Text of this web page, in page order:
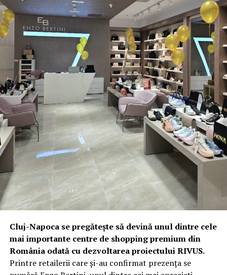
Cluj-Napoca se pregătește să devină unul dintre cele
mai importante centre de shopping premium din
România odată cu dezvoltarea proiectului RIVUS.
Printre retailerii care și-au confirmat prezența se